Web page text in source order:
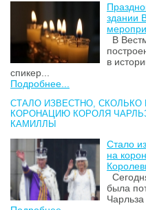
здании
В
в
спикер...
Подробнее...
СТАЛО ИЗВЕСТНО,
КОРОНАЦИЮ КОРОЛЯ
КАМИЛЛЫ
Стало
на
была